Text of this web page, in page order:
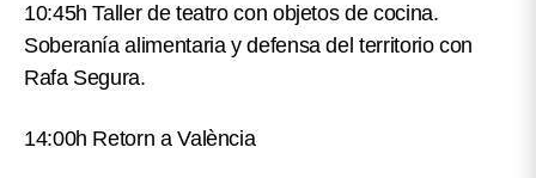
10:45h Taller de teatro con objetos de cocina.
Soberanía alimentaria y defensa del territorio con
Rafa Segura.
14:00h Retorn a València